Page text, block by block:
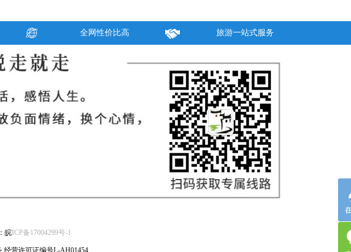
全网性价比高 旅游一站式服务
皖 ICP备17004299号-1
经营许可证编号L-AH01454